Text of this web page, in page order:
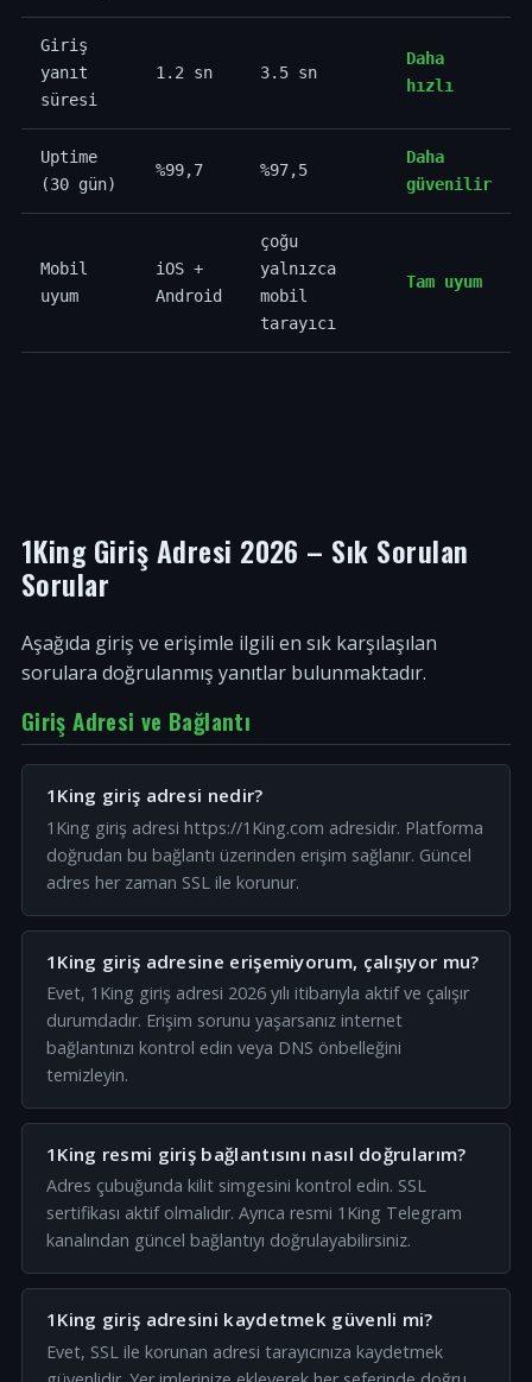
Giriş
yanıt
süresi
1.2 sn 3.5 sn
Daha
hızlı
Uptime
(30 gün)
%99,7 %97,5
Daha
güvenilir
Mobil
uyum
iOS +
Android
çoğu
yalnızca
mobil
tarayıcı
Tam uyum
1King Giriş Adresi 2026 – Sık Sorulan
Sorular
Aşağıda giriş ve erişimle ilgili en sık karşılaşılan
sorulara doğrulanmış yanıtlar bulunmaktadır.
Giriş Adresi ve Bağlantı
1King giriş adresi nedir?
1King giriş adresi https://1King.com adresidir. Platforma
doğrudan bu bağlantı üzerinden erişim sağlanır. Güncel
adres her zaman SSL ile korunur.
1King giriş adresine erişemiyorum, çalışıyor mu?
Evet, 1King giriş adresi 2026 yılı itibarıyla aktif ve çalışır
durumdadır. Erişim sorunu yaşarsanız internet
bağlantınızı kontrol edin veya DNS önbelleğini
temizleyin.
1King resmi giriş bağlantısını nasıl doğrularım?
Adres çubuğunda kilit simgesini kontrol edin. SSL
sertifikası aktif olmalıdır. Ayrıca resmi 1King Telegram
kanalından güncel bağlantıyı doğrulayabilirsiniz.
1King giriş adresini kaydetmek güvenli mi?
Evet, SSL ile korunan adresi tarayıcınıza kaydetmek